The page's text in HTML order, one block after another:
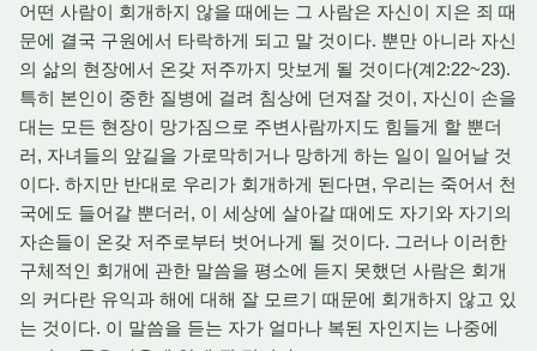
어떤 사람이 회개하지 않을 때에는 그 사람은 자신이 지은 죄 때
문에 결국 구원에서 타락하게 되고 말 것이다. 뿐만 아니라 자신
의 삶의 현장에서 온갖 저주까지 맛보게 될 것이다(계2:22~23).
특히 본인이 중한 질병에 걸려 침상에 던져잘 것이, 자신이 손을
대는 모든 현장이 망가짐으로 주변사람까지도 힘들게 할 뿐더
러, 자녀들의 앞길을 가로막히거나 망하게 하는 일이 일어날 것
이다. 하지만 반대로 우리가 회개하게 된다면, 우리는 죽어서 천
국에도 들어갈 뿐더러, 이 세상에 살아갈 때에도 자기와 자기의
자손들이 온갖 저주로부터 벗어나게 될 것이다. 그러나 이러한
구체적인 회개에 관한 말씀을 평소에 듣지 못했던 사람은 회개
의 커다란 유익과 해에 대해 잘 모르기 때문에 회개하지 않고 있
는 것이다. 이 말씀을 듣는 자가 얼마나 복된 자인지는 나중에